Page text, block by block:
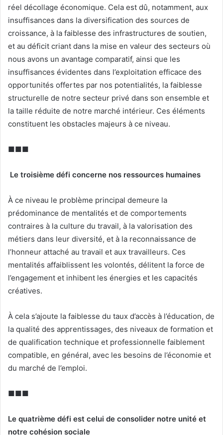
réel décollage économique. Cela est dû, notamment, aux
insuffisances dans la diversification des sources de
croissance, à la faiblesse des infrastructures de soutien,
et au déficit criant dans la mise en valeur des secteurs où
nous avons un avantage comparatif, ainsi que les
insuffisances évidentes dans l’exploitation efficace des
opportunités offertes par nos potentialités, la faiblesse
structurelle de notre secteur privé dans son ensemble et
la taille réduite de notre marché intérieur. Ces éléments
constituent les obstacles majeurs à ce niveau.
■■■
Le troisième défi concerne nos ressources humaines
À ce niveau le problème principal demeure la
prédominance de mentalités et de comportements
contraires à la culture du travail, à la valorisation des
métiers dans leur diversité, et à la reconnaissance de
l’honneur attaché au travail et aux travailleurs. Ces
mentalités affaiblissent les volontés, délitent la force de
l’engagement et inhibent les énergies et les capacités
créatives.
À cela s’ajoute la faiblesse du taux d’accès à l’éducation, de
la qualité des apprentissages, des niveaux de formation et
de qualification technique et professionnelle faiblement
compatible, en général, avec les besoins de l’économie et
du marché de l’emploi.
■■■
Le quatrième défi est celui de consolider notre unité et
notre cohésion sociale